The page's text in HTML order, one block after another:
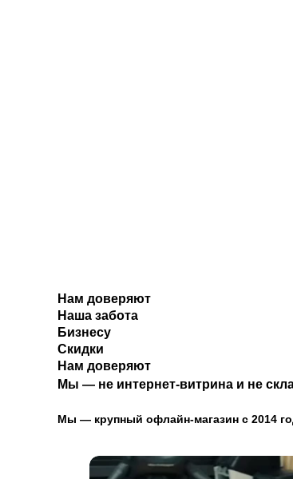
Нам доверяют
Наша забота
Бизнесу
Скидки
Нам доверяют
Мы — не интернет-витрина и не
Мы — крупный офлайн-магазин с 2014